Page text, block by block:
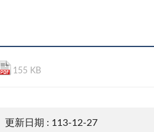
155 KB
更新日期 : 113-12-27